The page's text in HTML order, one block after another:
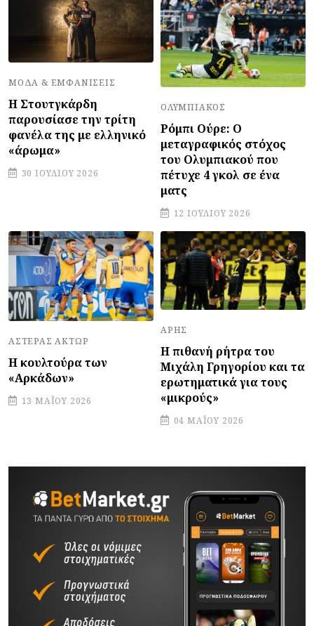
ΜΌΔΑ & ΕΜΦΑΝΊΣΕΙΣ
Η Στουτγκάρδη
παρουσίασε την τρίτη
φανέλα της με ελληνικό
«άρωμα»
30 ΙΟΥΛΊΟΥ 2026
ΟΛΥΜΠΙΑΚΌΣ
Ρόμπι Ούρε: Ο
μεταγραφικός στόχος
του Ολυμπιακού που
πέτυχε 4 γκολ σε ένα
ματς
12 ΙΟΥΛΊΟΥ 2026
ΑΣΤΈΡΑΣ ΆΚΤΩΡ
Η κουλτούρα των
«Αρκάδων»
13 ΜΑΪ́ΟΥ 2026
ΆΡΗΣ
Η πιθανή ρήτρα του
Μιχάλη Γρηγορίου και τα
ερωτηματικά για τους
«μικρούς»
04 ΜΑΪ́ΟΥ 2026